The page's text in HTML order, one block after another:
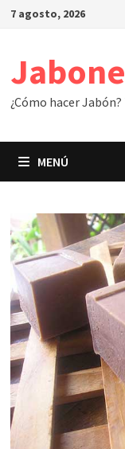
Saltar
7 agosto, 2026
¿Cómo hacer
MENÚ